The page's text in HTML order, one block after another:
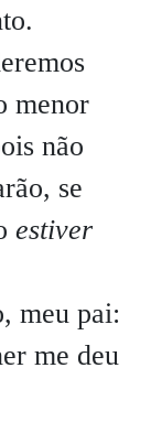
menor
não
se
estiver
meu pai:
me deu